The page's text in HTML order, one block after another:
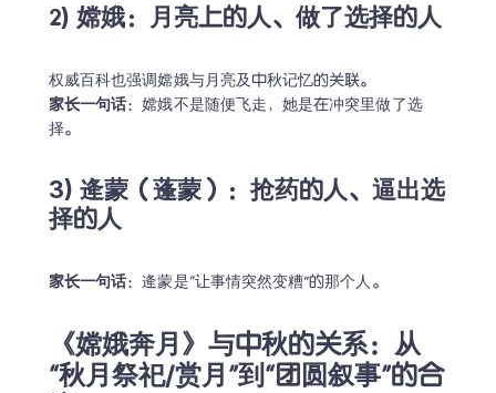
2) 嫦娥：月亮上的人、做了选择的人
家长一句话：嫦娥不是随便飞走，她是在冲突里做了选
择。
3) 逄蒙（蓬蒙）：抢药的人、逼出选
择的人
家长一句话：逄蒙是“让事情突然变糟”的那个人。
《嫦娥奔月》与中秋的关系：从
“秋月祭祀/赏月”到“团圆叙事”的合